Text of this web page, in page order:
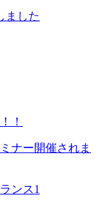
ました
！
ナー開催されま
ンス1